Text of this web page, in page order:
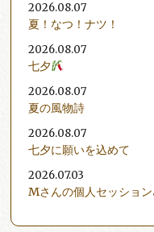
2026.08.07
夏！なつ！ナツ！
2026.08.07
七夕
2026.08.07
夏の風物詩
2026.08.07
七夕に願いを込めて
2026.07.03
Mさんの個人セッショ